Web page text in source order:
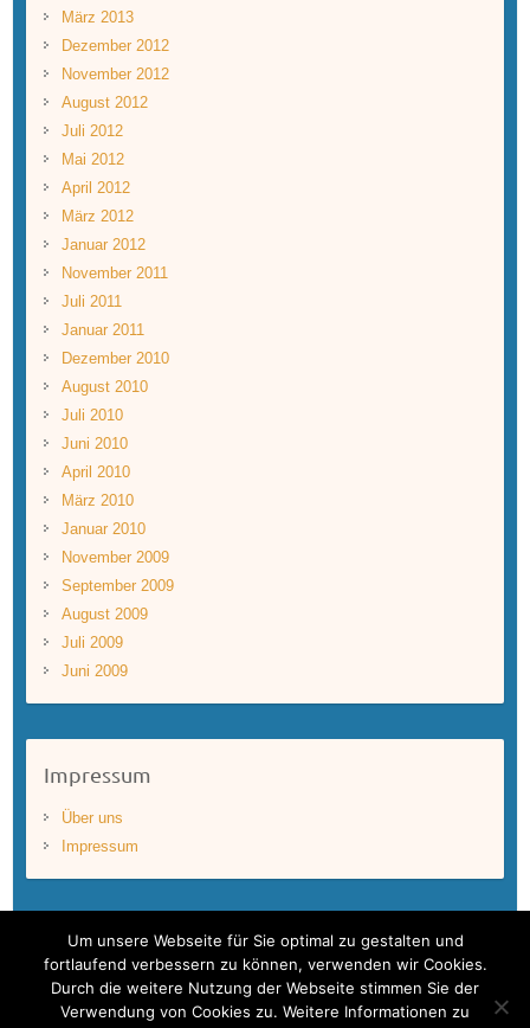
März 2013
Dezember 2012
November 2012
August 2012
Juli 2012
Mai 2012
April 2012
März 2012
Januar 2012
November 2011
Juli 2011
Januar 2011
Dezember 2010
August 2010
Juli 2010
Juni 2010
April 2010
März 2010
Januar 2010
November 2009
September 2009
August 2009
Juli 2009
Juni 2009
Impressum
Über uns
Impressum
Copyright © 2026BLUEWAVEFILMS. Theme by ColorlibPowered by
WordPress
Um unsere Webseite für Sie optimal zu gestalten und
fortlaufend verbessern zu können, verwenden wir Cookies.
Durch die weitere Nutzung der Webseite stimmen Sie der
Verwendung von Cookies zu. Weitere Informationen zu